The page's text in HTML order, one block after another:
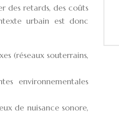
des retards, des coûts
urbain est donc
(réseaux souterrains,
environnementales
de nuisance sonore,